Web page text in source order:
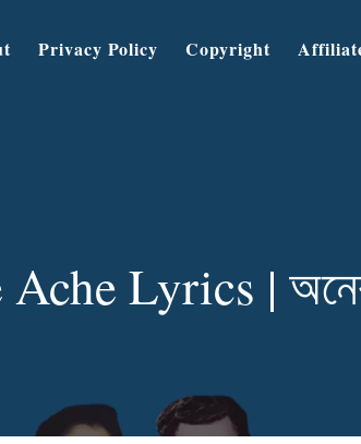
Privacy Policy Copyright
Lyrics |